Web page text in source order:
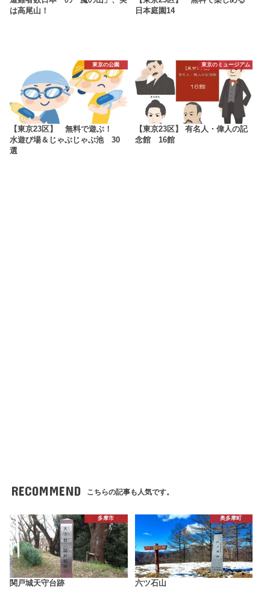
は高尾山！
日本庭園14
東京の公園
【東京23区】 無料で遊ぶ！
水遊び場＆じゃぶじゃぶ池 30
選
東京のミュージアム
【東京23区】 有名人・偉人の記
念館 16館
RECOMMEND こちらの記事も人気です。
多摩市
関戸城天守台跡
奥多摩町
六ツ石山